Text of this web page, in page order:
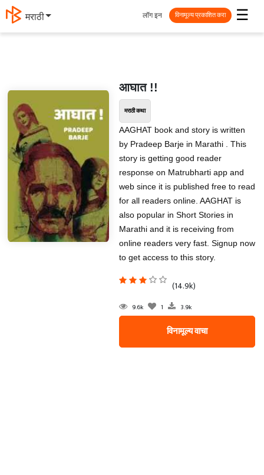
मराठी ☰
लॉग इन विनामूल्य प्रकाशित करा
आघात !!
मराठी कथा
AAGHAT book and story is written
by Pradeep Barje in Marathi . This
story is getting good reader
response on Matrubharti app and
web since it is published free to read
for all readers online. AAGHAT is
also popular in Short Stories in
Marathi and it is receiving from
online readers very fast. Signup now
to get access to this story.
(14.9k)
9.6k 1 3.9k
विनामूल्य वाचा